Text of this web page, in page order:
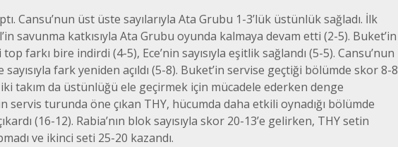
Cansu’nun üst üste sayılarıyla Ata Grubu 1-3’lük üstünlük sağladı. İlk
savunma katkısıyla Ata Grubu oyunda kalmaya devam etti (2-5). Buket’in
farkı bire indirdi (4-5), Ece’nin sayısıyla eşitlik sağlandı (5-5). Cansu’nun
sayısıyla fark yeniden açıldı (5-8). Buket’in servise geçtiği bölümde skor 8-8
takım da üstünlüğü ele geçirmek için mücadele ederken denge
servis turunda öne çıkan THY, hücumda daha etkili oynadığı bölümde
(16-12). Rabia’nın blok sayısıyla skor 20-13’e gelirken, THY setin
ve ikinci seti 25-20 kazandı.